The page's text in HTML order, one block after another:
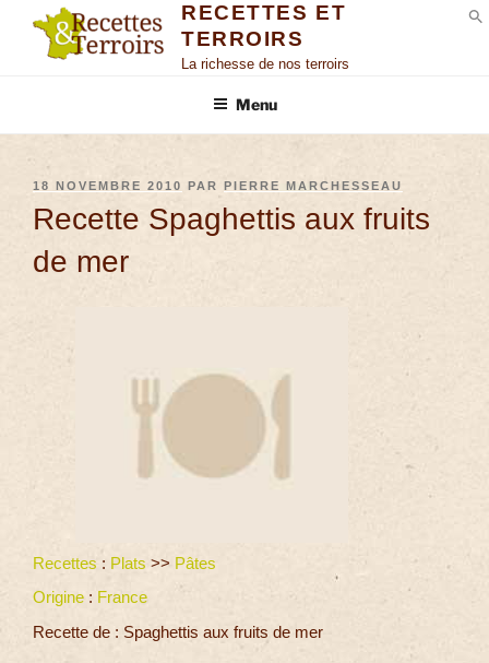
RECETTES ET
TERROIRS
La richesse de nos terroirs
Menu
18 NOVEMBRE 2010 PAR PIERRE MARCHESSEAU
Recette Spaghettis aux fruits
de mer
Recettes : Plats >> Pâtes
Origine : France
Recette de : Spaghettis aux fruits de mer